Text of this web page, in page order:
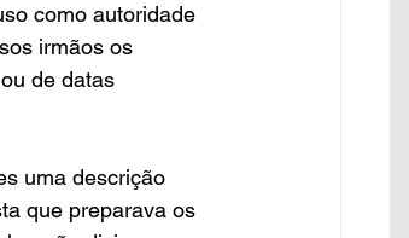
como autoridade
irmãos os
de datas
uma descrição
que preparava os